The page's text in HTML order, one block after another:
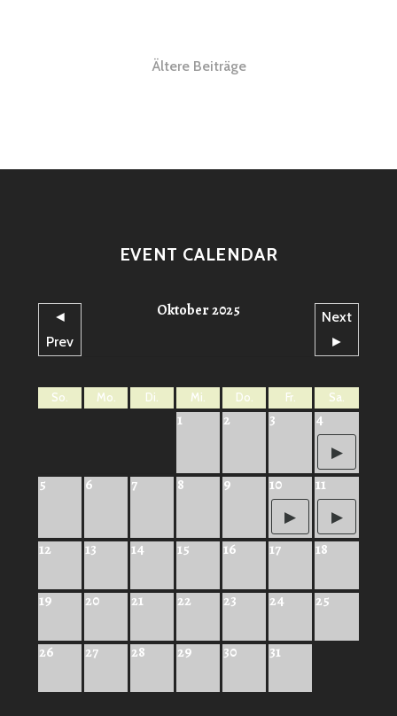
Beitragsnavigation
Ältere Beiträge
EVENT CALENDAR
◄
Prev
Oktober 2025
Next
►
So. Mo. Di. Mi. Do. Fr. Sa.
1 2 3 4
5 6 7 8 9 10 11
12 13 14 15 16 17 18
19 20 21 22 23 24 25
26 27 28 29 30 31